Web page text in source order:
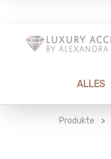
ALLES
Produkte